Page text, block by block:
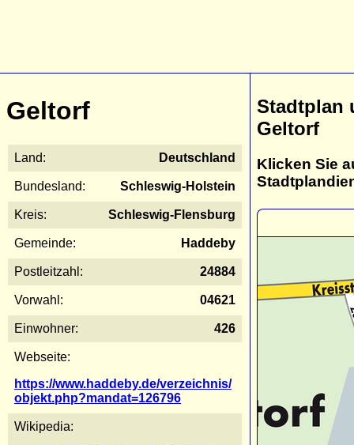
Geltorf
Land: Deutschland
Bundesland: Schleswig-Holstein
Kreis: Schleswig-Flensburg
Gemeinde: Haddeby
Postleitzahl: 24884
Vorwahl: 04621
Einwohner: 426
Webseite:
https://www.haddeby.de/verzeichnis/
objekt.php?mandat=126796
Wikipedia:
Stadtplan
Geltorf
Klicken Sie